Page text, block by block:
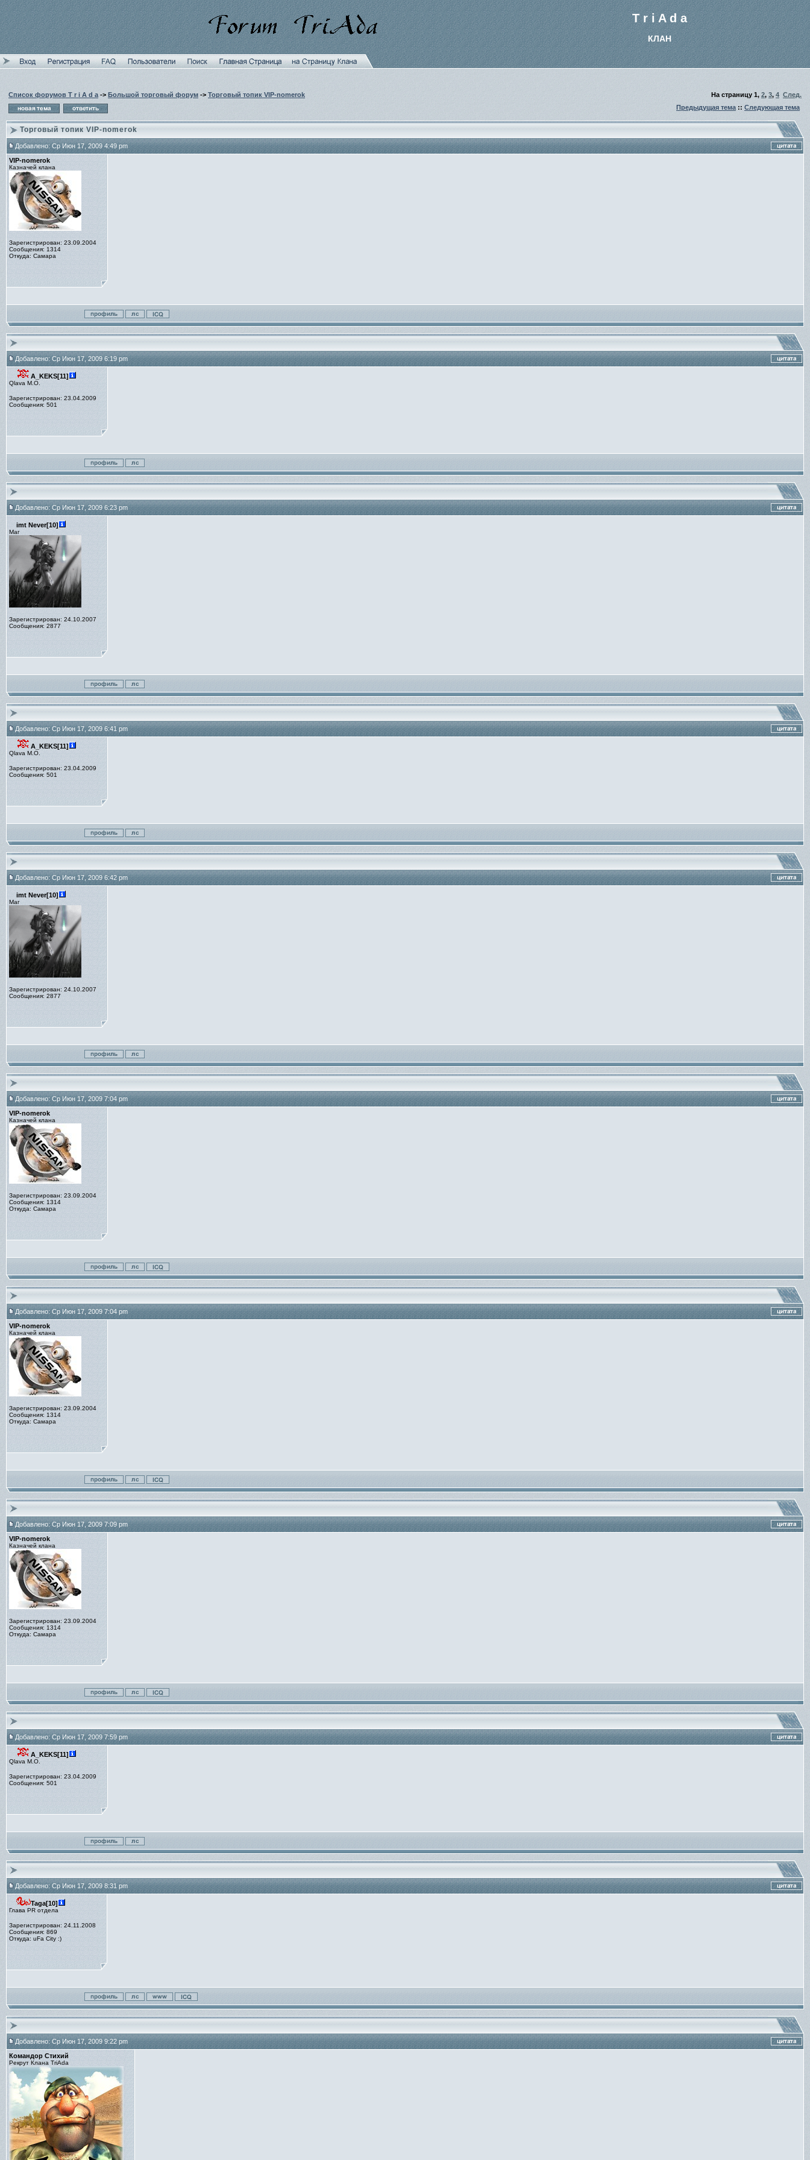
T r i A d a
КЛАН
Список форумов T r i A d a -> Большой торговый форум -> Торговый топик VIP-nomerok На страницу 1, 2, 3, 4 След.
Предыдущая тема :: Следующая тема
Торговый топик VIP-nomerok
Добавлено: Ср Июн 17, 2009 4:49 pm
VIP-nomerok
Казначей клана
Зарегистрирован: 23.09.2004
Сообщения: 1314
Откуда: Самара
Добавлено: Ср Июн 17, 2009 6:19 pm
A_KEKS[11]
Qlava M.O.
Зарегистрирован: 23.04.2009
Сообщения: 501
Добавлено: Ср Июн 17, 2009 6:23 pm
imt Never[10]
Маг
Зарегистрирован: 24.10.2007
Сообщения: 2877
Добавлено: Ср Июн 17, 2009 6:41 pm
A_KEKS[11]
Qlava M.O.
Зарегистрирован: 23.04.2009
Сообщения: 501
Добавлено: Ср Июн 17, 2009 6:42 pm
imt Never[10]
Маг
Зарегистрирован: 24.10.2007
Сообщения: 2877
Добавлено: Ср Июн 17, 2009 7:04 pm
VIP-nomerok
Казначей клана
Зарегистрирован: 23.09.2004
Сообщения: 1314
Откуда: Самара
Добавлено: Ср Июн 17, 2009 7:04 pm
VIP-nomerok
Казначей клана
Зарегистрирован: 23.09.2004
Сообщения: 1314
Откуда: Самара
Добавлено: Ср Июн 17, 2009 7:09 pm
VIP-nomerok
Казначей клана
Зарегистрирован: 23.09.2004
Сообщения: 1314
Откуда: Самара
Добавлено: Ср Июн 17, 2009 7:59 pm
A_KEKS[11]
Qlava M.O.
Зарегистрирован: 23.04.2009
Сообщения: 501
Добавлено: Ср Июн 17, 2009 8:31 pm
Taga[10]
Глава PR отдела
Зарегистрирован: 24.11.2008
Сообщения: 869
Откуда: uFa City :)
Добавлено: Ср Июн 17, 2009 9:22 pm
Командор Стихий
Рекрут Клана TriAda